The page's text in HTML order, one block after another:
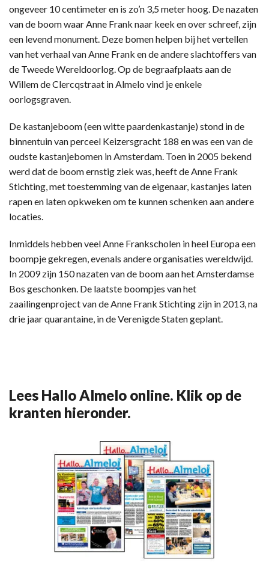
ongeveer 10 centimeter en is zo’n 3,5 meter hoog. De nazaten
van de boom waar Anne Frank naar keek en over schreef, zijn
een levend monument. Deze bomen helpen bij het vertellen
van het verhaal van Anne Frank en de andere slachtoffers van
de Tweede Wereldoorlog. Op de begraafplaats aan de
Willem de Clercqstraat in Almelo vind je enkele
oorlogsgraven.
De kastanjeboom (een witte paardenkastanje) stond in de
binnentuin van perceel Keizersgracht 188 en was een van de
oudste kastanjebomen in Amsterdam. Toen in 2005 bekend
werd dat de boom ernstig ziek was, heeft de Anne Frank
Stichting, met toestemming van de eigenaar, kastanjes laten
rapen en laten opkweken om te kunnen schenken aan andere
locaties.
Inmiddels hebben veel Anne Frankscholen in heel Europa een
boompje gekregen, evenals andere organisaties wereldwijd.
In 2009 zijn 150 nazaten van de boom aan het Amsterdamse
Bos geschonken. De laatste boompjes van het
zaailingenproject van de Anne Frank Stichting zijn in 2013, na
drie jaar quarantaine, in de Verenigde Staten geplant.
Lees Hallo Almelo online. Klik op de
kranten hieronder.